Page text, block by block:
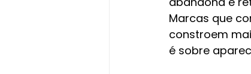
Marcas que
constroem
é sobre